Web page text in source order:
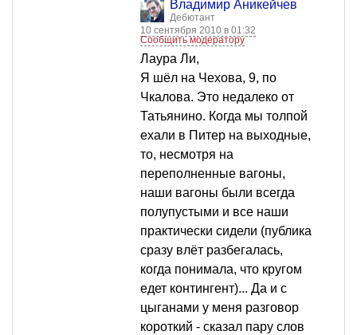
Владимир Аникейчев
Дебютант
10 сентября 2010 в 01:32
Сообщить модератору
Лаура Ли,
Я шёл на Чехова, 9, по
Чкалова. Это недалеко от
Татьянино. Когда мы толпой
ехали в Питер на выходные,
то, несмотря на
переполненные вагоны,
наши вагоны были всегда
полупустыми и все наши
практически сидели (публика
сразу влёт разбегалась,
когда понимала, что кругом
едет контингент)... Да и с
цыганами у меня разговор
короткий - сказал пару слов